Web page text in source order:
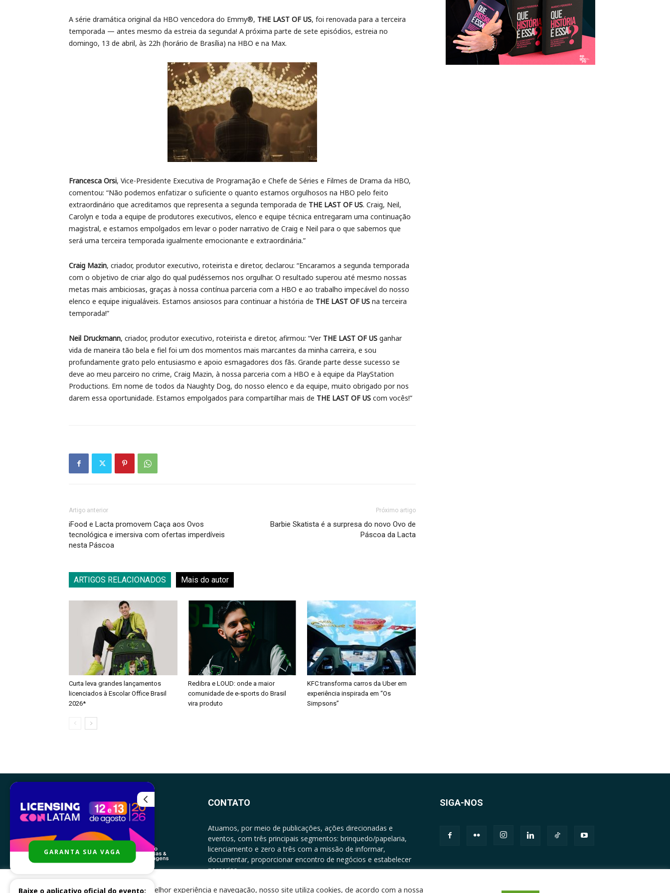
A série dramática original da HBO vencedora do Emmy®, THE LAST OF US, foi renovada para a terceira
temporada — antes mesmo da estreia da segunda! A próxima parte de sete episódios, estreia no
domingo, 13 de abril, às 22h (horário de Brasília) na HBO e na Max.
Francesca Orsi, Vice-Presidente Executiva de Programação e Chefe de Séries e Filmes de Drama da HBO,
comentou: “Não podemos enfatizar o suficiente o quanto estamos orgulhosos na HBO pelo feito
extraordinário que acreditamos que representa a segunda temporada de THE LAST OF US. Craig, Neil,
Carolyn e toda a equipe de produtores executivos, elenco e equipe técnica entregaram uma continuação
magistral, e estamos empolgados em levar o poder narrativo de Craig e Neil para o que sabemos que
será uma terceira temporada igualmente emocionante e extraordinária.”
Craig Mazin, criador, produtor executivo, roteirista e diretor, declarou: “Encaramos a segunda temporada
com o objetivo de criar algo do qual pudéssemos nos orgulhar. O resultado superou até mesmo nossas
metas mais ambiciosas, graças à nossa contínua parceria com a HBO e ao trabalho impecável do nosso
elenco e equipe inigualáveis. Estamos ansiosos para continuar a história de THE LAST OF US na terceira
temporada!”
Neil Druckmann, criador, produtor executivo, roteirista e diretor, afirmou: “Ver THE LAST OF US ganhar
vida de maneira tão bela e fiel foi um dos momentos mais marcantes da minha carreira, e sou
profundamente grato pelo entusiasmo e apoio esmagadores dos fãs. Grande parte desse sucesso se
deve ao meu parceiro no crime, Craig Mazin, à nossa parceria com a HBO e à equipe da PlayStation
Productions. Em nome de todos da Naughty Dog, do nosso elenco e da equipe, muito obrigado por nos
darem essa oportunidade. Estamos empolgados para compartilhar mais de THE LAST OF US com vocês!”
Artigo anterior
iFood e Lacta promovem Caça aos Ovos
tecnológica e imersiva com ofertas imperdíveis
nesta Páscoa
Próximo artigo
Barbie Skatista é a surpresa do novo Ovo de
Páscoa da Lacta
ARTIGOS RELACIONADOS Mais do autor
Curta leva grandes lançamentos
licenciados à Escolar Office Brasil
2026*
Redibra e LOUD: onde a maior
comunidade de e-sports do Brasil
vira produto
KFC transforma carros da Uber em
experiência inspirada em “Os
Simpsons”
CONTATO
Atuamos, por meio de publicações, ações direcionadas e
eventos, com três principais segmentos: brinquedo/papelaria,
licenciamento e zero a três com a missão de informar,
documentar, proporcionar encontro de negócios e estabelecer
parcerias.
SIGA-NOS
Para melhor experiência e navegação, nosso site utiliza cookies, de acordo com a nossa
GARANTA SUA VAGA
Baixe o aplicativo oficial do evento: